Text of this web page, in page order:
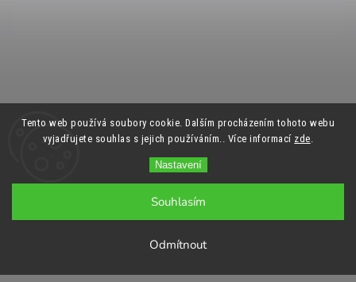
Tento web používá soubory cookie. Dalším procházením tohoto webu
vyjadřujete souhlas s jejich používáním.. Více informací zde
Nastavení
Odmítnout
Souhlasím